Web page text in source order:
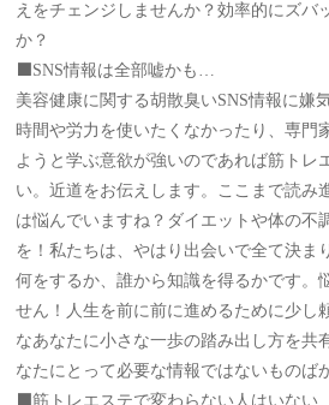
えをチェンジしませんか？効率的にズバ
か？
⬛️SNS情報は全部嘘かも…
美容健康に関する胡散臭いSNS情報に嫌
時間や労力を使いたくなかったり、専門
ようと学ぶ意欲が強いのであれば筋トレ
い。近道をお伝えします。ここまで読み
は悩んでいますね？ダイエットや体の
を！私たちは、やはり出会いで全て決ま
何をするか、誰から知識を得るかです。
せん！人生を前に前に進めるために少し
なあなたに小さな一歩の踏み出し方を共
なたにとって必要な情報ではないものば
⬛️筋トレエステで変わらない人はいない